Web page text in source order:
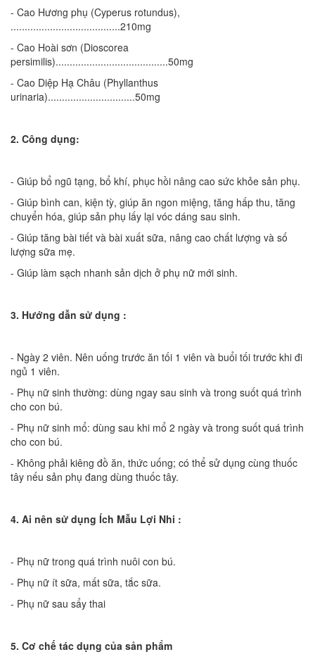
- Cao Hương phụ (Cyperus rotundus),
.......................................210mg
- Cao Hoài sơn (Dioscorea
persimilis)........................................50mg
- Cao Diệp Hạ Châu (Phyllanthus
urinaria)...............................50mg
2. Công dụng:
- Giúp bổ ngũ tạng, bổ khí, phục hồi nâng cao sức khỏe sản phụ.
- Giúp bình can, kiện tỳ, giúp ăn ngon miệng, tăng hấp thu, tăng
chuyển hóa, giúp sản phụ lấy lại vóc dáng sau sinh.
- Giúp tăng bài tiết và bài xuất sữa, nâng cao chất lượng và số
lượng sữa mẹ.
- Giúp làm sạch nhanh sản dịch ở phụ nữ mới sinh.
3. Hướng dẫn sử dụng :
- Ngày 2 viên. Nên uống trước ăn tối 1 viên và buổi tối trước khi đi
ngủ 1 viên.
- Phụ nữ sinh thường: dùng ngay sau sinh và trong suốt quá trình
cho con bú.
- Phụ nữ sinh mổ: dùng sau khi mổ 2 ngày và trong suốt quá trình
cho con bú.
- Không phải kiêng đồ ăn, thức uống; có thể sử dụng cùng thuốc
tây nếu sản phụ đang dùng thuốc tây.
4. Ai nên sử dụng Ích Mẫu Lợi Nhi :
- Phụ nữ trong quá trình nuôi con bú.
- Phụ nữ ít sữa, mất sữa, tắc sữa.
- Phụ nữ sau sẩy thai
5. Cơ chế tác dụng của sản phẩm